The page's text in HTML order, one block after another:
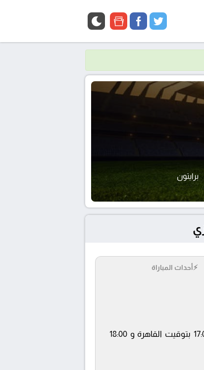
twitter
facebook
google
برايتون
⚡أحداث المباراة
يلتقى اليوم 2024-11-02 كلا من نادى ليفربول و برايتون في بطولة الدوري الإنجليزي في تمام الساعة 17:00 بتوقيت القاهرة و 18:00